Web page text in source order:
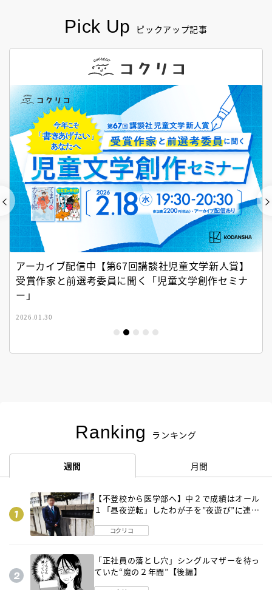
Pick Up ピックアップ記事
アーカイブ配信中【第67回講談社児童文学新人賞】
受賞作家と前選考委員に聞く「児童文学創作セミナ
ー」
2026.01.30
Ranking ランキング
週間 月間
【不登校から医学部へ】中２で成績はオール
１「昼夜逆転」したわが子を”夜遊び”に連れ
コクリコ
「正社員の落とし穴」シングルマザーを待っ
ていた“魔の２年間”【後編】